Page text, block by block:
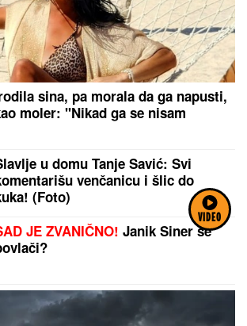
VIDEO
sina, pa morala da ga napusti,
moler: "Nikad ga se nisam
u domu Tanje Savić: Svi
venčanicu i šlic do
(Foto)
JE ZVANIČNO! Janik Siner se